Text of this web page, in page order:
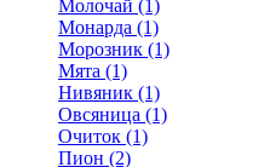
Молочай (1)
Монарда (1)
Морозник (1)
Мята (1)
Нивяник (1)
Овсяница (1)
Очиток (1)
Пион (2)